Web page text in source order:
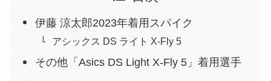
伊藤 涼太郎2023年着用スパイク
アシックス DS ライト X-Fly 5
その他「Asics DS Light X-Fly 5」着用選手